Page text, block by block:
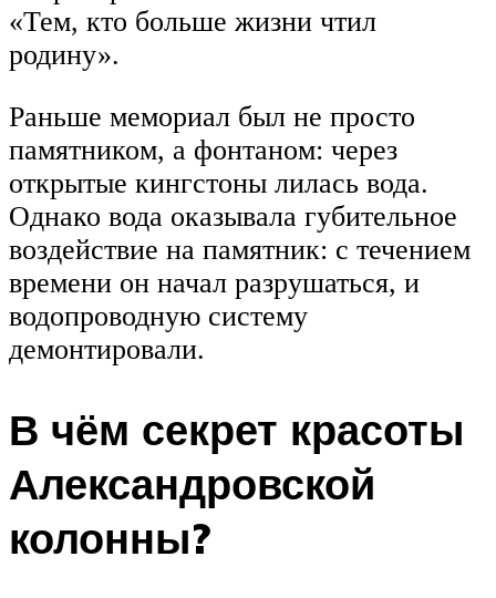
«Тем, кто больше жизни чтил
родину».
Раньше мемориал был не просто
памятником, а фонтаном: через
открытые кингстоны лилась вода.
Однако вода оказывала губительное
воздействие на памятник: с течением
времени он начал разрушаться, и
водопроводную систему
демонтировали.
В чём секрет красоты
Александровской
колонны?